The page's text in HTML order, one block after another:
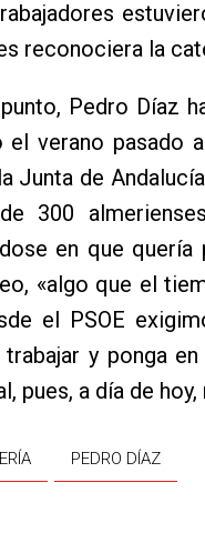
reconociera la
Pedro Díaz
el verano pasado
Junta de
300
en que
«algo que el
el PSOE
trabajar y ponga
pues, a día de
PEDRO DÍAZ